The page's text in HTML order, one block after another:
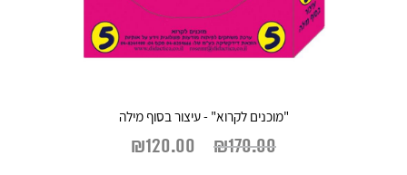
"מוכנים לקרוא" - עיצור בסוף מילה
₪170.00
₪120.00